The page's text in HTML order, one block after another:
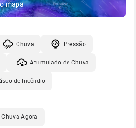
mapa
Chuva Pressão
Acumulado de Chuva
de Incêndio
Chuva Agora